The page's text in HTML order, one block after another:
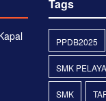
Tags
PPDB2025
SMK
SMK